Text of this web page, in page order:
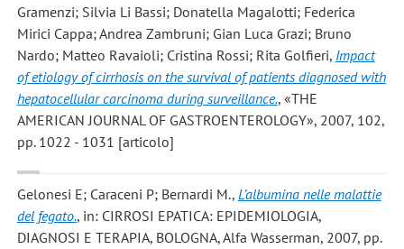
Gramenzi; Silvia Li Bassi; Donatella Magalotti; Federica
Mirici Cappa; Andrea Zambruni; Gian Luca Grazi; Bruno
Nardo; Matteo Ravaioli; Cristina Rossi; Rita Golfieri, Impact
of etiology of cirrhosis on the survival of patients diagnosed with
hepatocellular carcinoma during surveillance., «THE
AMERICAN JOURNAL OF GASTROENTEROLOGY», 2007, 102,
pp. 1022 - 1031 [articolo]
Gelonesi E; Caraceni P; Bernardi M., L’albumina nelle malattie
del fegato., in: CIRROSI EPATICA: EPIDEMIOLOGIA,
DIAGNOSI E TERAPIA, BOLOGNA, Alfa Wasserman, 2007, pp.